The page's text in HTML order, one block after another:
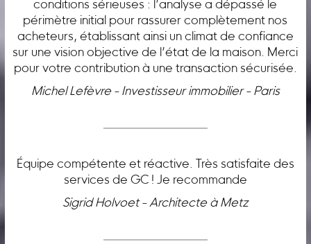
conditions sérieuses : l’analyse a dépassé le
périmètre initial pour rassurer complètement nos
acheteurs, établissant ainsi un climat de confiance
sur une vision objective de l’état de la maison. Merci
pour votre contribution à une transaction sécurisée.
Michel Lefèvre - Investisseur immobilier - Paris
Équipe compétente et réactive. Très satisfaite des
services de GC ! Je recommande
Sigrid Holvoet - Architecte à Metz